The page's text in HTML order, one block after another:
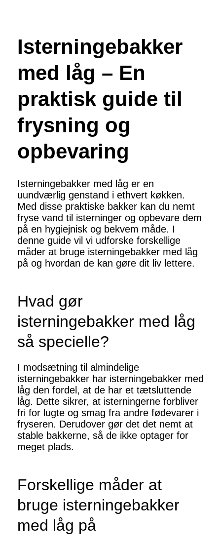
Isterningebakker
med låg – En
praktisk guide til
frysning og
opbevaring
Isterningebakker med låg er en
uundværlig genstand i ethvert køkken.
Med disse praktiske bakker kan du nemt
fryse vand til isterninger og opbevare dem
på en hygiejnisk og bekvem måde. I
denne guide vil vi udforske forskellige
måder at bruge isterningebakker med låg
på og hvordan de kan gøre dit liv lettere.
Hvad gør
isterningebakker med låg
så specielle?
I modsætning til almindelige
isterningebakker har isterningebakker med
låg den fordel, at de har et tætsluttende
låg. Dette sikrer, at isterningerne forbliver
fri for lugte og smag fra andre fødevarer i
fryseren. Derudover gør det det nemt at
stable bakkerne, så de ikke optager for
meget plads.
Forskellige måder at
bruge isterningebakker
med låg på